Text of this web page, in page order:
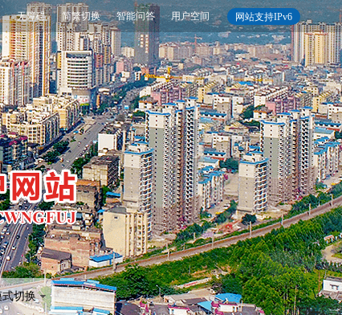
网站支持IPv6
无障碍 简繁切换 智能问答 用户空间
式切换